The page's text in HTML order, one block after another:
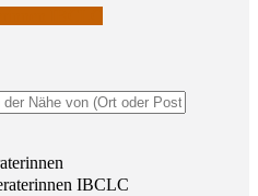
IBCLC